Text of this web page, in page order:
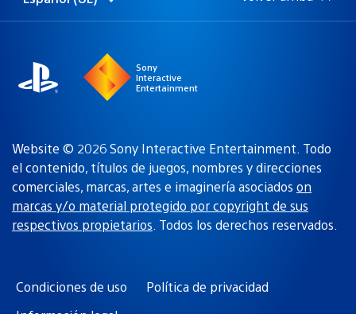
Selecciona
una
Región
actual:
Sony
Interactive
Entertainment
Website © 2026 Sony Interactive Entertainment. Todo
el contenido, títulos de juegos, nombres y direcciones
comerciales, marcas, artes e imaginería asociados on
marcas y/o material protegido por copyright de sus
respectivos propietarios. Todos los derechos reservados.
Condiciones de uso
Política de privacidad